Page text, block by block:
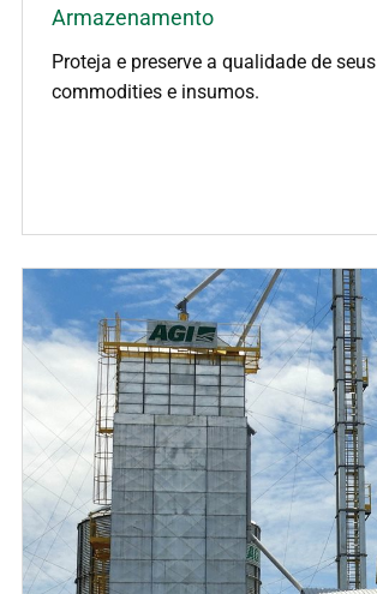
Armazenamento
Proteja e preserve a qualidade de seus
commodities e insumos.